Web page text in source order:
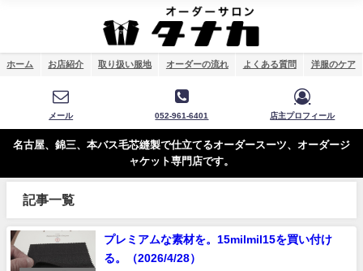
ホーム お店紹介 取り扱い服地 オーダーの流れ よくある質問 洋服のケア
メール 052-961-6401 店主プロフィール
名古屋、錦三、本バス毛芯縫製で仕立てるオーダースーツ、オーダージ
ャケット専門店です。
記事一覧
プレミアムな素材を。15milmil15を買い付け
る。（2026/4/28）